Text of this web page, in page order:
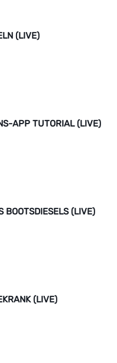
(LIVE)
APP TUTORIAL (LIVE)
BOOTSDIESELS (LIVE)
(LIVE)